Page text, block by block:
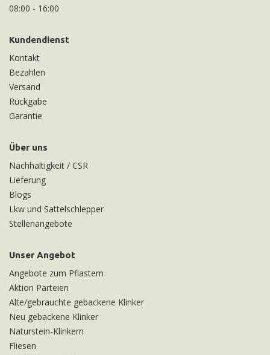
08:00 - 16:00
Kundendienst
Kontakt
Bezahlen
Versand
Rückgabe
Garantie
Über uns
Nachhaltigkeit / CSR
Lieferung
Blogs
Lkw und Sattelschlepper
Stellenangebote
Unser Angebot
Angebote zum Pflastern
Aktion Parteien
Alte/gebrauchte gebackene Klinker
Neu gebackene Klinker
Naturstein-Klinkern
Fliesen